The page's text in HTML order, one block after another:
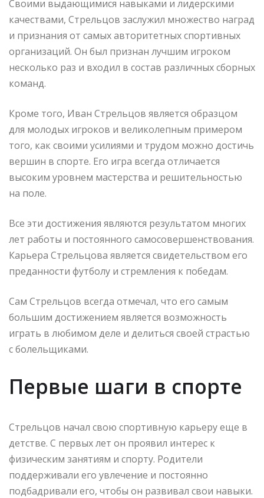
Своими выдающимися навыками и лидерскими
качествами, Стрельцов заслужил множество наград
и признания от самых авторитетных спортивных
организаций. Он был признан лучшим игроком
несколько раз и входил в состав различных сборных
команд.
Кроме того, Иван Стрельцов является образцом
для молодых игроков и великолепным примером
того, как своими усилиями и трудом можно достичь
вершин в спорте. Его игра всегда отличается
высоким уровнем мастерства и решительностью
на поле.
Все эти достижения являются результатом многих
лет работы и постоянного самосовершенствования.
Карьера Стрельцова является свидетельством его
преданности футболу и стремления к победам.
Сам Стрельцов всегда отмечал, что его самым
большим достижением является возможность
играть в любимом деле и делиться своей страстью
с болельщиками.
Первые шаги в спорте
Стрельцов начал свою спортивную карьеру еще в
детстве. С первых лет он проявил интерес к
физическим занятиям и спорту. Родители
поддерживали его увлечение и постоянно
подбадривали его, чтобы он развивал свои навыки.